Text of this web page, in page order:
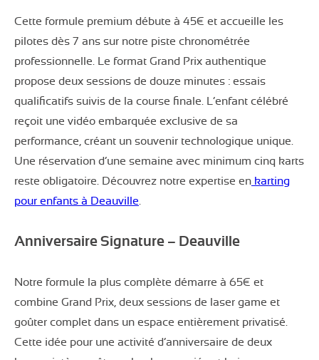
Cette formule premium débute à 45€ et accueille les
pilotes dès 7 ans sur notre piste chronométrée
professionnelle. Le format Grand Prix authentique
propose deux sessions de douze minutes : essais
qualificatifs suivis de la course finale. L’enfant célébré
reçoit une vidéo embarquée exclusive de sa
performance, créant un souvenir technologique unique.
Une réservation d’une semaine avec minimum cinq karts
reste obligatoire. Découvrez notre expertise en karting
pour enfants à Deauville.
Anniversaire Signature – Deauville
Notre formule la plus complète démarre à 65€ et
combine Grand Prix, deux sessions de laser game et
goûter complet dans un espace entièrement privatisé.
Cette idée pour une activité d’anniversaire de deux